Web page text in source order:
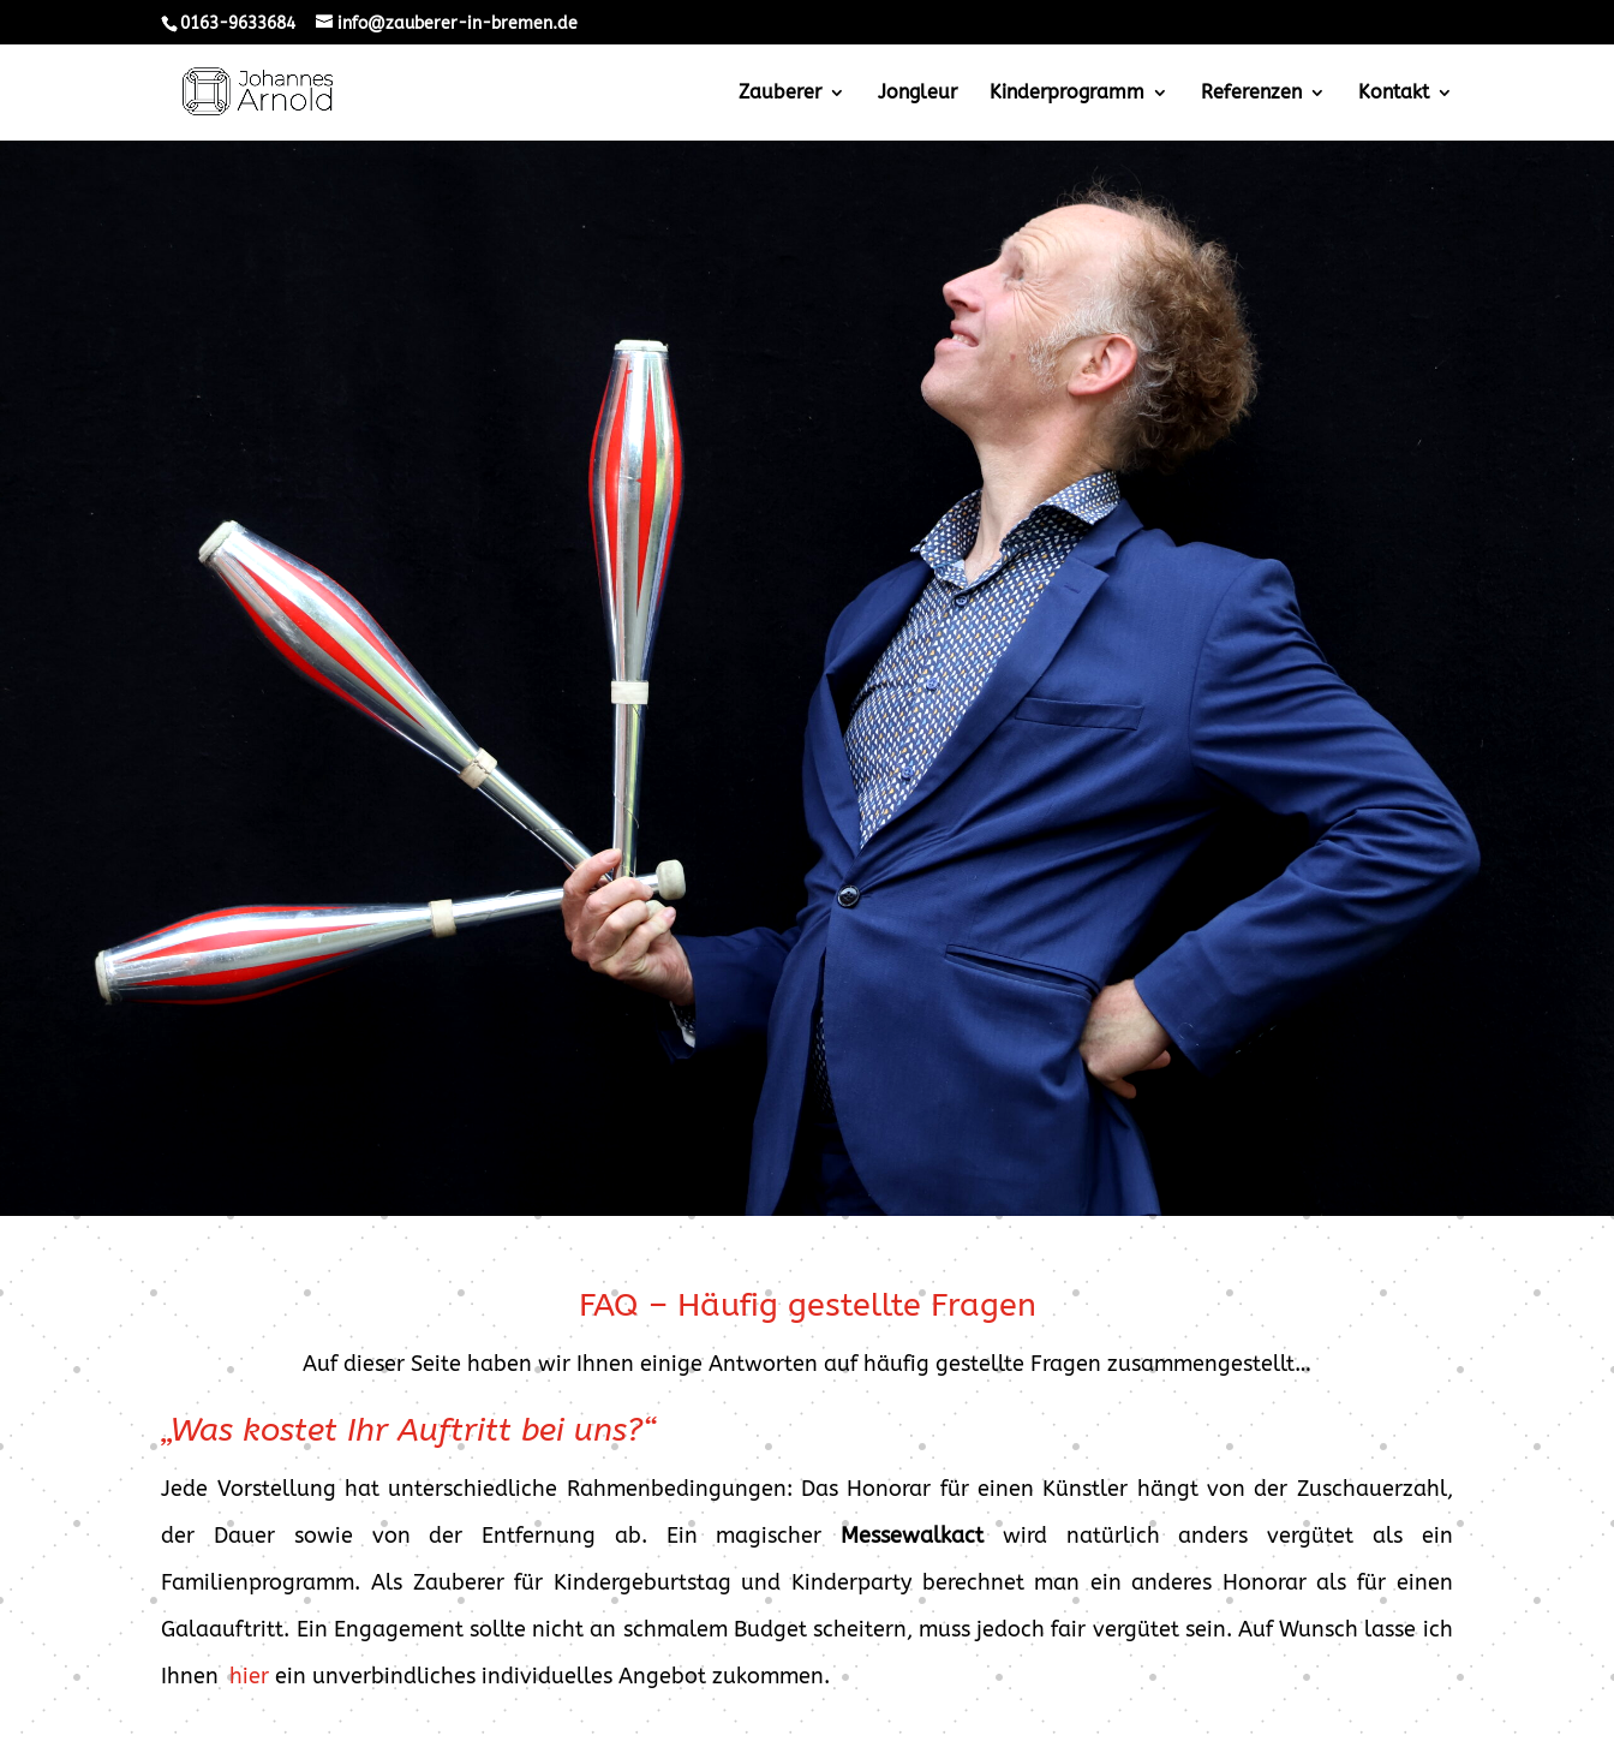
0163-9633684 info@zauberer-in-bremen.de
Zauberer Jongleur Kinderprogramm Referenzen Kontakt
FAQ – Häufig gestellte Fragen
Auf dieser Seite haben wir Ihnen einige Antworten auf häufig gestellte Fragen zusammengestellt…
„Was kostet Ihr Auftritt bei uns?“
Jede Vorstellung hat unterschiedliche Rahmenbedingungen: Das Honorar für einen Künstler hängt von der Zuschauerzahl,
der Dauer sowie von der Entfernung ab. Ein magischer Messewalkactwird natürlich anders vergütet als ein
Familienprogramm. Als Zauberer für Kindergeburtstag und Kinderparty berechnet man ein anderes Honorar als für einen
Galaauftritt. Ein Engagement sollte nicht an schmalem Budget scheitern, muss jedoch fair vergütet sein. Auf Wunsch lasse ich
Ihnenhier ein unverbindliches individuelles Angebot zukommen.